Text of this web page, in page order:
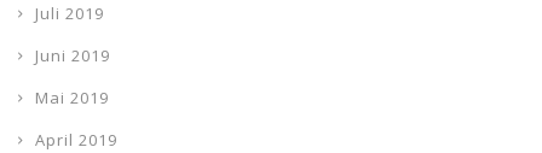
Juli 2019
Juni 2019
Mai 2019
April 2019